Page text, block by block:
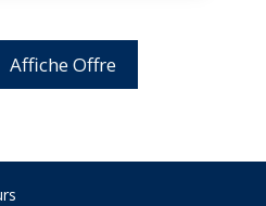
Affiche Offre